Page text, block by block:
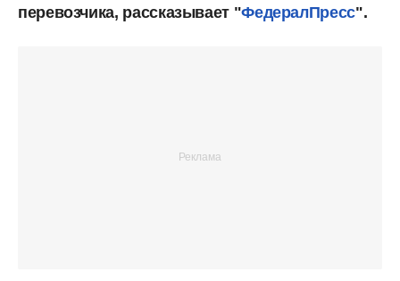
перевозчика, рассказывает "ФедералПресс".